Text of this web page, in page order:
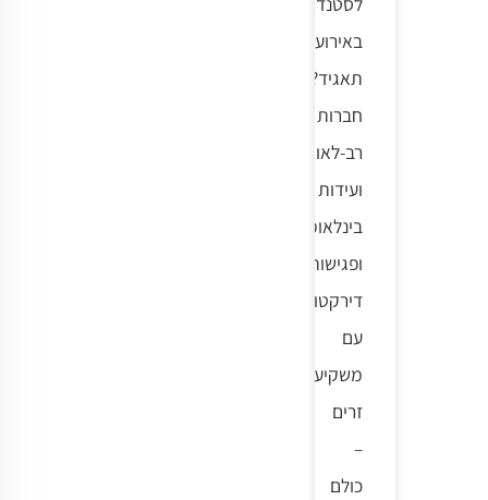
באירועי
תאגיד?
חברות
רב-לאומיות,
ועידות
בינלאומיות
ופגישות
דירקטוריון
עם
משקיעים
זרים
–
כולם